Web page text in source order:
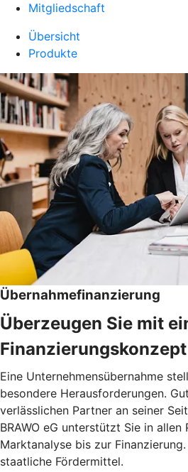
Mitgliedschaft
Übersicht
Produkte
Übernahmefinanzierung
Überzeugen Sie mit
Finanzierungskonzept
Eine Unternehmensübernahme
besondere Herausforderungen.
verlässlichen Partner an seiner
BRAWO eG unterstützt Sie in
Marktanalyse bis zur
staatliche Fördermittel.